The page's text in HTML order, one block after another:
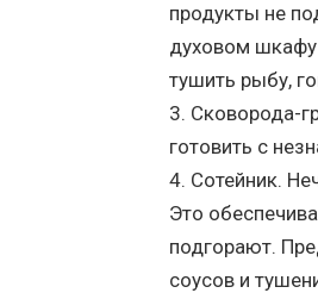
продукты не
духовом шкафу
тушить рыбу,
Сковорода-
готовить с
Сотейник.
Это
подгорают.
соусов и